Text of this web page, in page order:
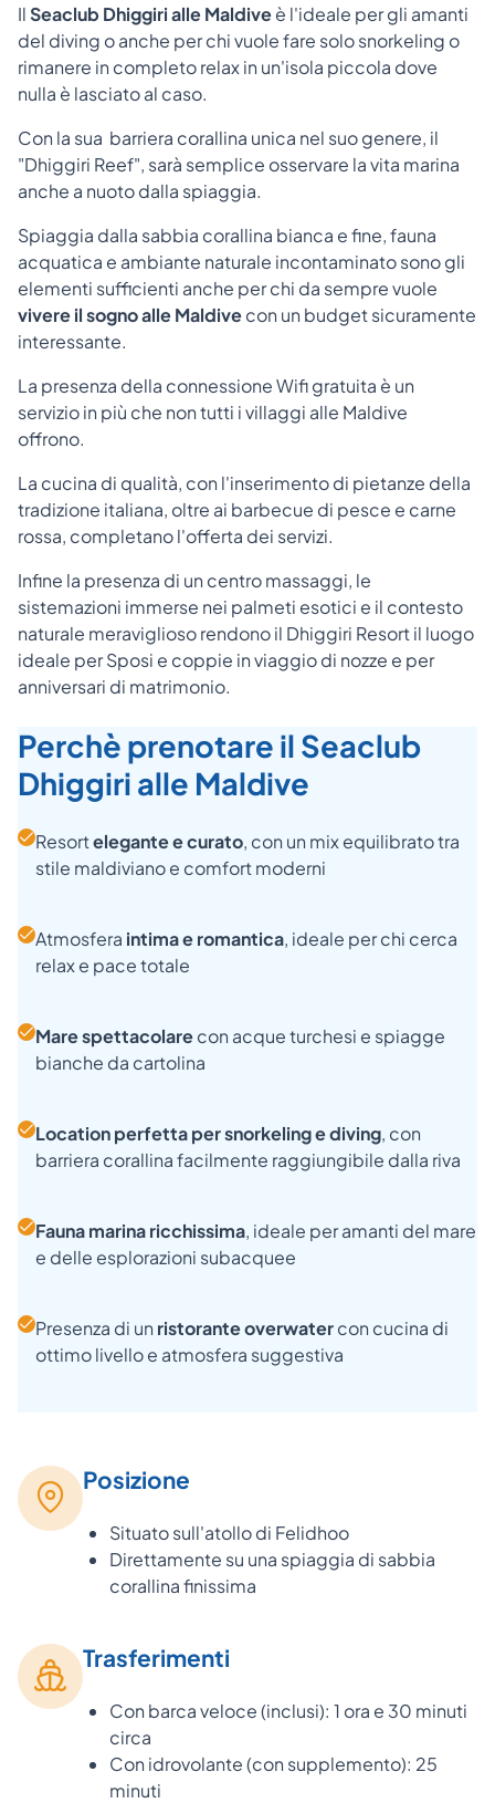
IlSeaclub Dhiggiri alle Maldiveè l'ideale per gli amanti
del diving o anche per chi vuole fare solo snorkeling o
rimanere in completo relax in un'isola piccola dove
nulla è lasciato al caso.
Con la sua barriera corallina unica nel suo genere, il
"Dhiggiri Reef", sarà semplice osservare la vita marina
anche a nuoto dalla spiaggia.
Spiaggia dalla sabbia corallina bianca e fine, fauna
acquatica e ambiante naturale incontaminato sono gli
elementi sufficienti anche per chi da sempre vuole
vivere il sogno alle Maldivecon un budget sicuramente
interessante.
La presenza della connessione Wifi gratuita è un
servizio in più che non tutti i villaggi alle Maldive
offrono.
La cucina di qualità, con l'inserimento di pietanze della
tradizione italiana, oltre ai barbecue di pesce e carne
rossa, completano l'offerta dei servizi.
Infine la presenza di un centro massaggi, le
sistemazioni immerse nei palmeti esotici e il contesto
naturale meraviglioso rendono il Dhiggiri Resort il luogo
ideale per Sposi e coppie in viaggio di nozze e per
anniversari di matrimonio.
Perchè prenotare il Seaclub
Dhiggiri alle Maldive
Resortelegante e curato, con un mix equilibrato tra
stile maldiviano e comfort moderni
Atmosfera intima e romantica, ideale per chi cerca
relax e pace totale
Mare spettacolarecon acque turchesi e spiagge
bianche da cartolina
Location perfetta per snorkeling e diving, con
barriera corallina facilmente raggiungibile dalla riva
Fauna marina ricchissima, ideale per amanti del mare
e delle esplorazioni subacquee
Presenza di un ristorante overwatercon cucina di
ottimo livello e atmosfera suggestiva
Posizione
Situato sull'atollo di Felidhoo
Direttamente su una spiaggia di sabbia
corallina finissima
Trasferimenti
Con barca veloce (inclusi): 1 ora e 30 minuti
circa
Con idrovolante (con supplemento): 25
minuti